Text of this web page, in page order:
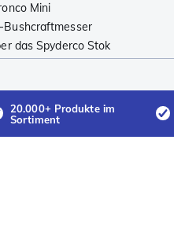
Mini
Bushcraftmesser
das Spyderco Stok
20.000+ Produkte im
Sortiment